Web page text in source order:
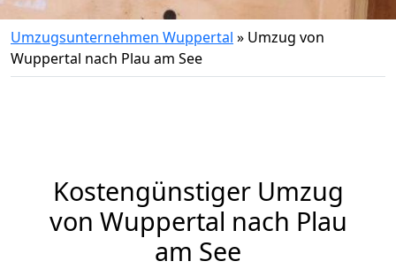
Umzugsunternehmen Wuppertal » Umzug von
Wuppertal nach Plau am See
Kostengünstiger Umzug
von Wuppertal nach Plau
am See